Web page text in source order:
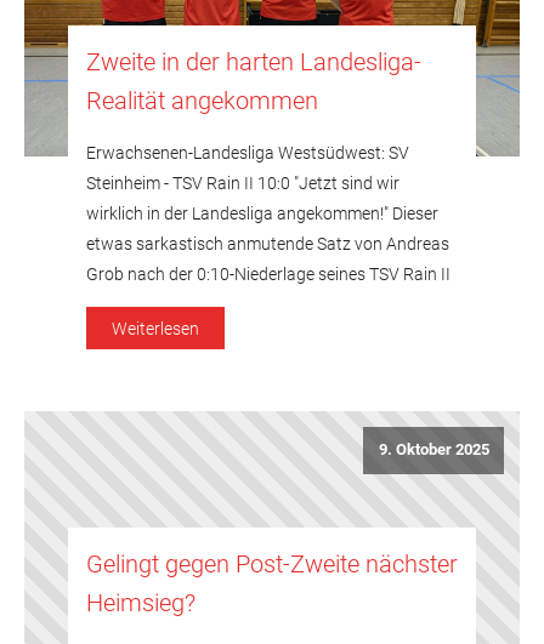
Zweite in der harten Landesliga-
Realität angekommen
Erwachsenen-Landesliga Westsüdwest: SV
Steinheim - TSV Rain II 10:0 "Jetzt sind wir
wirklich in der Landesliga angekommen!" Dieser
etwas sarkastisch anmutende Satz von Andreas
Grob nach der 0:10-Niederlage seines TSV Rain II
beim Mitaufsteiger SV Steinheim beschreibt in
Wirklichkeit die Situation, mit der das Team aus
Weiterlesen
9. Oktober 2025
Gelingt gegen Post-Zweite nächster
Heimsieg?